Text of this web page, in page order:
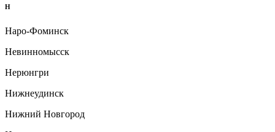
Н
Наро-Фоминск
Невинномысск
Нерюнгри
Нижнеудинск
Нижний Новгород